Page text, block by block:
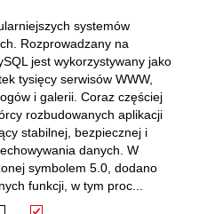
systemów
Rozprowadzany na
jest wykorzystywany jako
tysięcy serwisów WWW,
i galerii. Coraz częściej
rozbudowanych aplikacji
stabilnej, bezpiecznej i
danych. W
symbolem 5.0, dodano
funkcji, w tym proc...